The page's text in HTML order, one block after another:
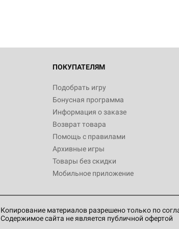
ПОКУПАТЕЛЯМ
Подобрать игру
Бонусная программа
Информация о заказе
Возврат товара
Помощь с правилами
Архивные игры
Товары без скидки
Мобильное приложение
Копирование материалов разрешено только по
Содержимое сайта не является публичной офертой